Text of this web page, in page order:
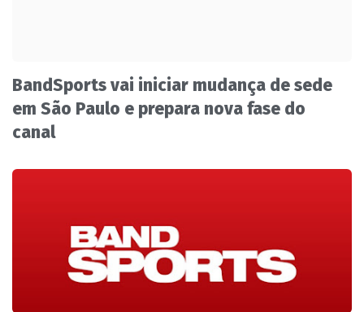
BandSports vai iniciar mudança de sede
em São Paulo e prepara nova fase do
canal